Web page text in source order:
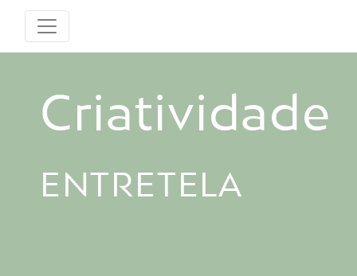
Criatividade
ENTRETELA